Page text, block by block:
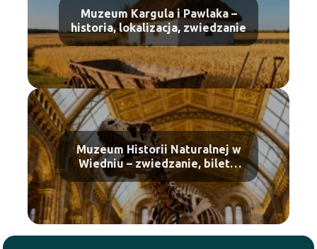
Muzeum Kargula i Pawlaka –
historia, lokalizacja, zwiedzanie
Muzeum Historii Naturalnej w
Wiedniu – zwiedzanie, bilety,
atrakcje